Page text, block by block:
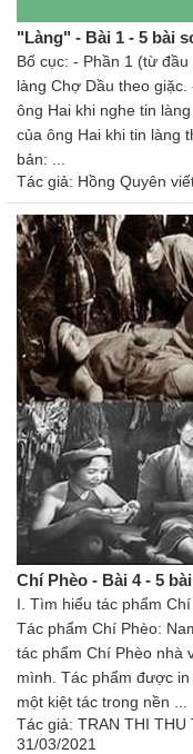
"Làng" - Bài 1 - 5 bài
Bố cục: - Phần 1 (từ
làng Chợ Dầu theo
ông Hai khi nghe tin
của ông Hai khi tin làng
bản: ...
Tác giả: Hồng Quyên
Chí Phèo - Bài 4 - 5
I. Tìm hiểu tác phẩm
Tác phẩm Chí Phèo:
tác phẩm Chí Phèo nhà
mình. Tác phẩm được
một kiệt tác trong nền ...
Tác giả: TRAN THI THU
31/03/2021